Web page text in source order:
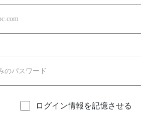
ログイン情報を記憶させる